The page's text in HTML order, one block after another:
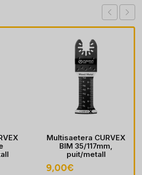
Multisaetera CURVEX
BIM 35/117mm,
puit/metall
9,00€